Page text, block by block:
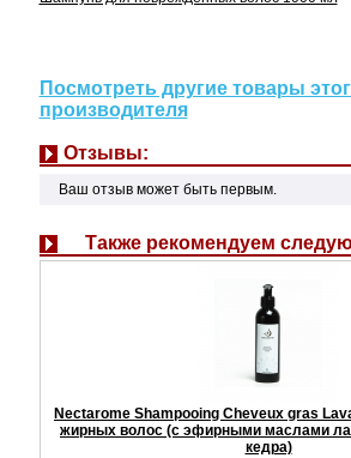
Посмотреть другие товары
производителя
Отзывы:
Ваш отзыв может быть первым.
Также рекомендуем
Nectarome Shampooing Cheveux gras
жирных волос (с эфирными маслами
кедра)